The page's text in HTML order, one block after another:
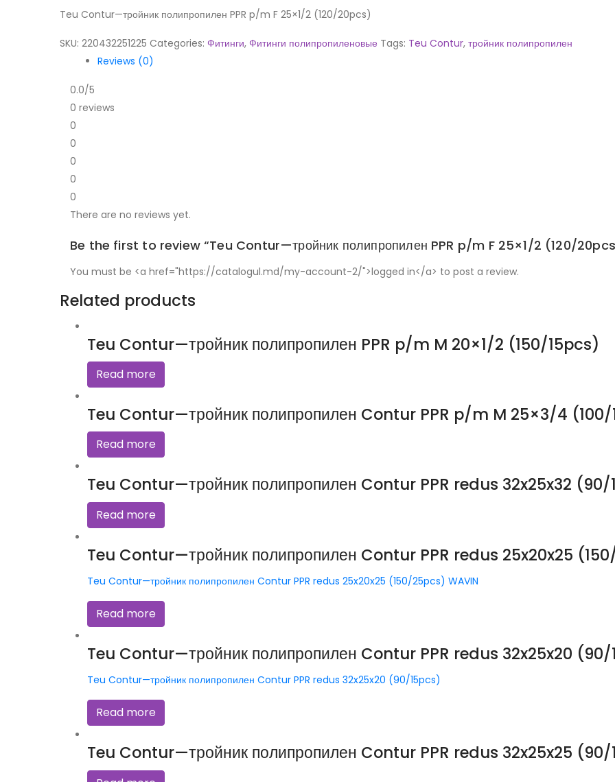
Teu Contur—тройник полипропилен PPR p/m F 25×1/2 (120/20pcs)
SKU: 220432251225 Categories: Фитинги, Фитинги полипропиленовые Tags: Teu Contur, тройник полипропилен
Reviews (0)
0.0/5
0 reviews
0
0
0
0
0
There are no reviews yet.
Be the first to review “Teu Contur—тройник полипропилен PPR p/m F 25×1/2 (120/
You must be <a href="https://catalogul.md/my-account-2/">logged in</a> to post a review.
Related products
Teu Contur—тройник полипропилен PPR p/m M 20×1/2 (150/15pcs)
Read more
Teu Contur—тройник полипропилен Contur PPR p/m M 25×3/4
Read more
Teu Contur—тройник полипропилен Contur PPR redus 32x25x32
Read more
Teu Contur—тройник полипропилен Contur PPR redus 25x20x25
Teu Contur—тройник полипропилен Contur PPR redus 25x20x25 (150/25pcs) WAVIN
Read more
Teu Contur—тройник полипропилен Contur PPR redus 32x25x20
Teu Contur—тройник полипропилен Contur PPR redus 32x25x20 (90/15pcs)
Read more
Teu Contur—тройник полипропилен Contur PPR redus 32x25x25